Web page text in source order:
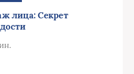
лица: Секрет